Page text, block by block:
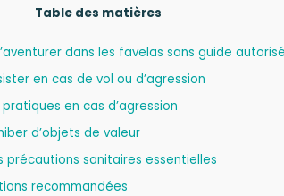
Table des matières
dans les favelas sans guide autorisé
en cas de vol ou d’agression
en cas d’agression
d’objets de valeur
précautions sanitaires essentielles
recommandées